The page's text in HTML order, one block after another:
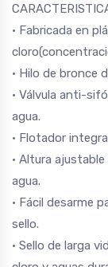
• Fabricada en
• Hilo de bronce
• Válvula anti-
agua.
• Flotador
• Altura
agua.
• Fácil desarme
sello.
• Sello de larga